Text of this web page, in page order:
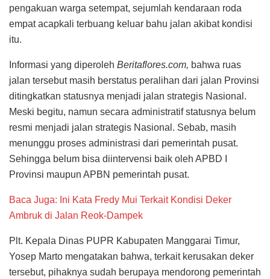
pengakuan warga setempat, sejumlah kendaraan roda
empat acapkali terbuang keluar bahu jalan akibat kondisi
itu.
Informasi yang diperoleh Beritaflores.com, bahwa ruas
jalan tersebut masih berstatus peralihan dari jalan Provinsi
ditingkatkan statusnya menjadi jalan strategis Nasional.
Meski begitu, namun secara administratif statusnya belum
resmi menjadi jalan strategis Nasional. Sebab, masih
menunggu proses administrasi dari pemerintah pusat.
Sehingga belum bisa diintervensi baik oleh APBD I
Provinsi maupun APBN pemerintah pusat.
Baca Juga: Ini Kata Fredy Mui Terkait Kondisi Deker
Ambruk di Jalan Reok-Dampek
Plt. Kepala Dinas PUPR Kabupaten Manggarai Timur,
Yosep Marto mengatakan bahwa, terkait kerusakan deker
tersebut, pihaknya sudah berupaya mendorong pemerintah